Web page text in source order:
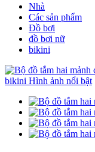
Nhà
Các sản phẩm
Đồ bơi
đồ bơi nữ
bikini